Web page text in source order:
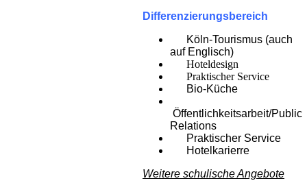
Differenzierungsbereich
Köln-Tourismus (auch
auf Englisch)
Hoteldesign
Praktischer Service
Bio-Küche
Öffentlichkeitsarbeit/Public
Relations
Praktischer Service
Hotelkarierre
Weitere schulische Angebote